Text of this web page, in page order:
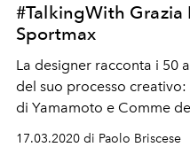
#TalkingWith
Sportmax
La designer racconta i 50
del suo processo
di Yamamoto e Comme
17.03.2020 di Paolo Briscese